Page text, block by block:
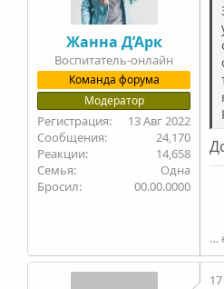
Жанна Д’Арк
Воспитатель-онлайн
Команда форума
Модератор
13 Авг 2022
24,170
14,658
Семья
Одна
Бросил
00.00.0000
…